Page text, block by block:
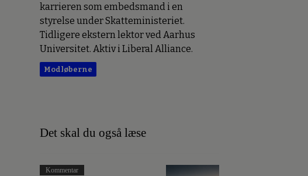
karrieren som embedsmand i en
styrelse under Skatteministeriet.
Tidligere ekstern lektor ved Aarhus
Universitet. Aktiv i Liberal Alliance.
Modløberne
Det skal du også læse
Kommentar